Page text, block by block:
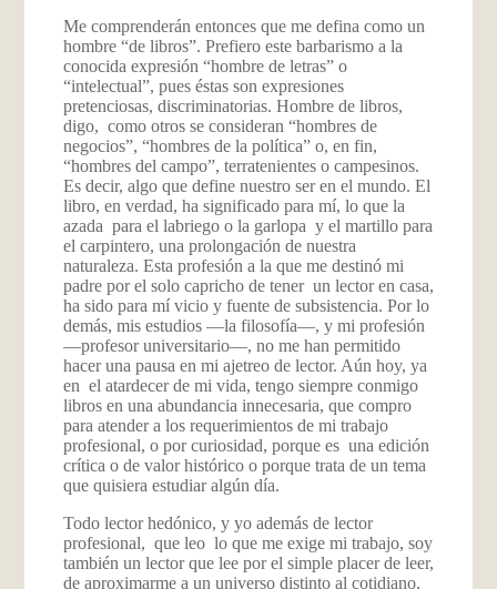
Me comprenderán entonces que me defina como un
hombre “de libros”. Prefiero este barbarismo a la
conocida expresión “hombre de letras” o
“intelectual”, pues éstas son expresiones
pretenciosas, discriminatorias. Hombre de libros,
digo, como otros se consideran “hombres de
negocios”, “hombres de la política” o, en fin,
“hombres del campo”, terratenientes o campesinos.
Es decir, algo que define nuestro ser en el mundo. El
libro, en verdad, ha significado para mí, lo que la
azada para el labriego o la garlopa y el martillo para
el carpintero, una prolongación de nuestra
naturaleza. Esta profesión a la que me destinó mi
padre por el solo capricho de tener un lector en casa,
ha sido para mí vicio y fuente de subsistencia. Por lo
demás, misestudios —la filosofía—, y mi profesión
—profesor universitario—, no me han permitido
hacer una pausa en mi ajetreo de lector. Aún hoy, ya
en el atardecer de mi vida, tengo siempre conmigo
libros en una abundancia innecesaria, que compro
para atender a los requerimientos de mi trabajo
profesional, o por curiosidad, porque es una edición
crítica o de valor histórico o porque trata de un tema
que quisiera estudiar algún día.
Todo lector hedónico, y yo además de lector
profesional, que leo lo que me exige mi trabajo, soy
también un lector que lee por el simple placer de leer,
de aproximarme a un universo distinto al cotidiano,